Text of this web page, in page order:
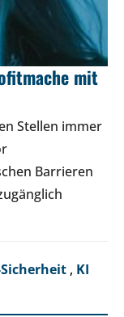
mit
Stellen immer
Barrieren
Sicherheit , KI